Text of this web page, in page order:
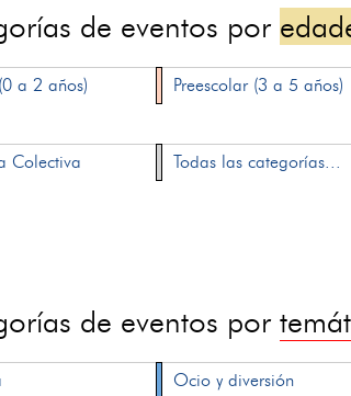
de eventos por
a 2 años) Preescolar (3 a 5 años)
Colectiva
Todas las categorías...
de eventos por
Ocio y diversión